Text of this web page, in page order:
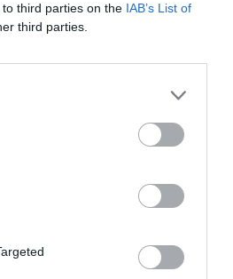
third parties on the IAB’s List of
third parties.
παραγγελιοληψίας)
εκτιμηθεί)
του πελάτη